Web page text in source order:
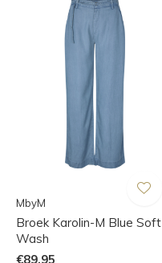
MbyM
Broek Karolin-M Blue Soft
Wash
€89,95